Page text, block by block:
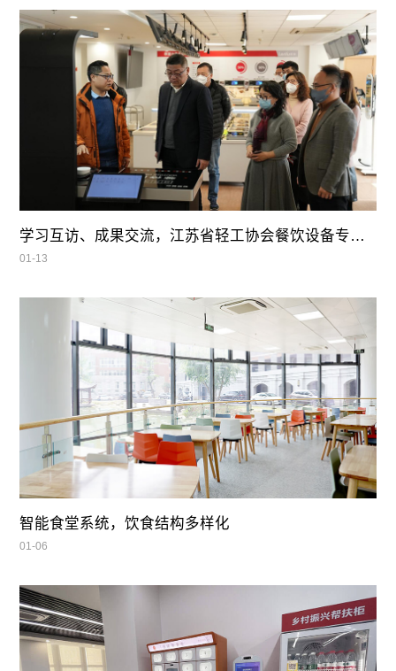
学习互访、成果交流，江苏省轻工协会餐饮设备专业委员会领导莅临我司参观指导
01-13
智能食堂系统，饮食结构多样化
01-06